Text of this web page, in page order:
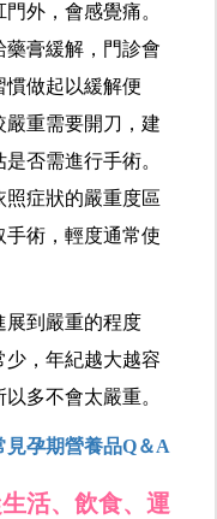
外，會感覺痛。
膏緩解，門診會
慣做起以緩解便
重需要開刀，建
否需進行手術。
症狀的嚴重度區
術，輕度通常使
展到嚴重的程度
少，年紀越大越容
多不會太嚴重。
見孕期營養品Q＆A
活、飲食、運